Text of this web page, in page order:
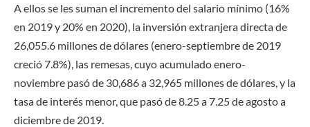
A ellos se les suman el incremento del salario mínimo (16%
en 2019 y 20% en 2020), la inversión extranjera directa de
26,055.6 millones de dólares (enero-septiembre de 2019
creció 7.8%), las remesas, cuyo acumulado enero-
noviembre pasó de 30,686 a 32,965 millones de dólares, y la
tasa de interés menor, que pasó de 8.25 a 7.25 de agosto a
diciembre de 2019.